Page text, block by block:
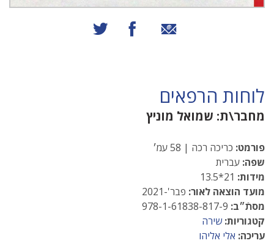
שיתוף באמצעות אימייל
שיתוף בפייסבוק
לוחות הרפאים
מחבר\ת: שמואל מוניץ
פורמט: כריכה רכה | 58 עמ׳
שפה: עברית
מידות:
מועד הוצאה לאור: פבר'-2021
מסתֿ״ב:
קטגוריות: שירה
עריכה: אלי אליהו